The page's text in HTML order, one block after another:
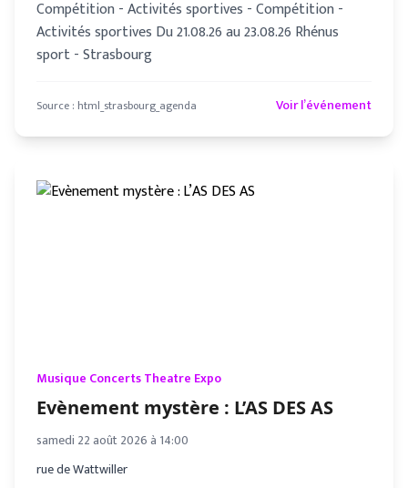
Compétition - Activités sportives - Compétition -
Activités sportives Du 21.08.26 au 23.08.26 Rhénus
sport - Strasbourg
Source : html_strasbourg_agenda Voir l’événement
Musique Concerts Theatre Expo
Evènement mystère : L’AS DES AS
samedi 22 août 2026 à 14:00
rue de Wattwiller